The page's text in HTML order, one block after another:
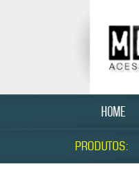
HOME
PRODUTOS: